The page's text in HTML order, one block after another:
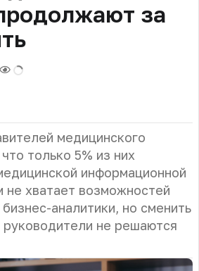
за
медицинского
только 5% из них
информационной
не хватает возможностей
аналитики, но сменить
не решаются